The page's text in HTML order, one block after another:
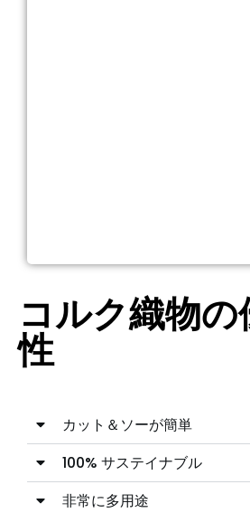
コルク織物
性
カット＆ソーが簡単
100% サステイナブル
非常に多用途